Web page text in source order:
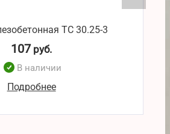
ТС 30.25-3
107руб.
В наличии
Подробнее